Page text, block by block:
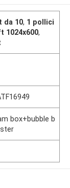
da 10, 1 pollici
1024x600,
box+bubble b